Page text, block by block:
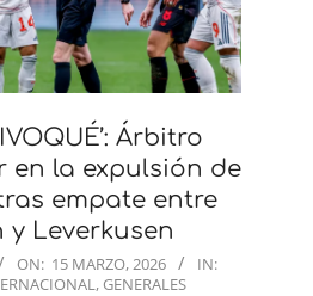
Árbitro
en la expulsión de
empate entre
y Leverkusen
ON: 15 MARZO, 2026
IN:
, GENERALES